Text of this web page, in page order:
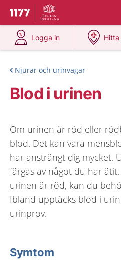
Till startsidan för 1177
Du har valt region
Logga in
på 1177.se
på
Njurar och urinvägar
Blod i urinen
Om urinen är röd eller
blod. Det kan vara
har ansträngt dig mycket.
färgas av något du har
urinen är röd, kan du
Ibland upptäcks blod i
urinprov.
Symtom